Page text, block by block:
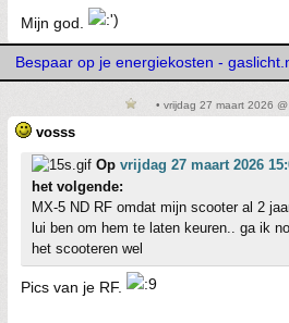
Mijn god.
Bespaar op je energiekosten -
• vrijdag 27 maart 2026
vosss
Op vrijdag 27 maart 2026
het volgende:
MX-5 ND RF omdat mijn scooter al 2
lui ben om hem te laten keuren.. ga ik
het scooteren wel
Pics van je RF.